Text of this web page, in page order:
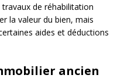
de réhabilitation
la valeur du bien, mais
aides et déductions
ancien